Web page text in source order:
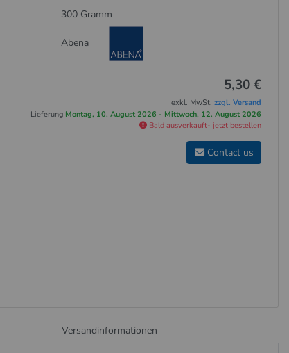
300 Gramm
Abena
5,30 €
exkl. MwSt.zzgl. Versand
Lieferung Montag, 10. August 2026 - Mittwoch, 12. August 2026
Bald ausverkauft- jetzt bestellen
Contact us
Versandinformationen